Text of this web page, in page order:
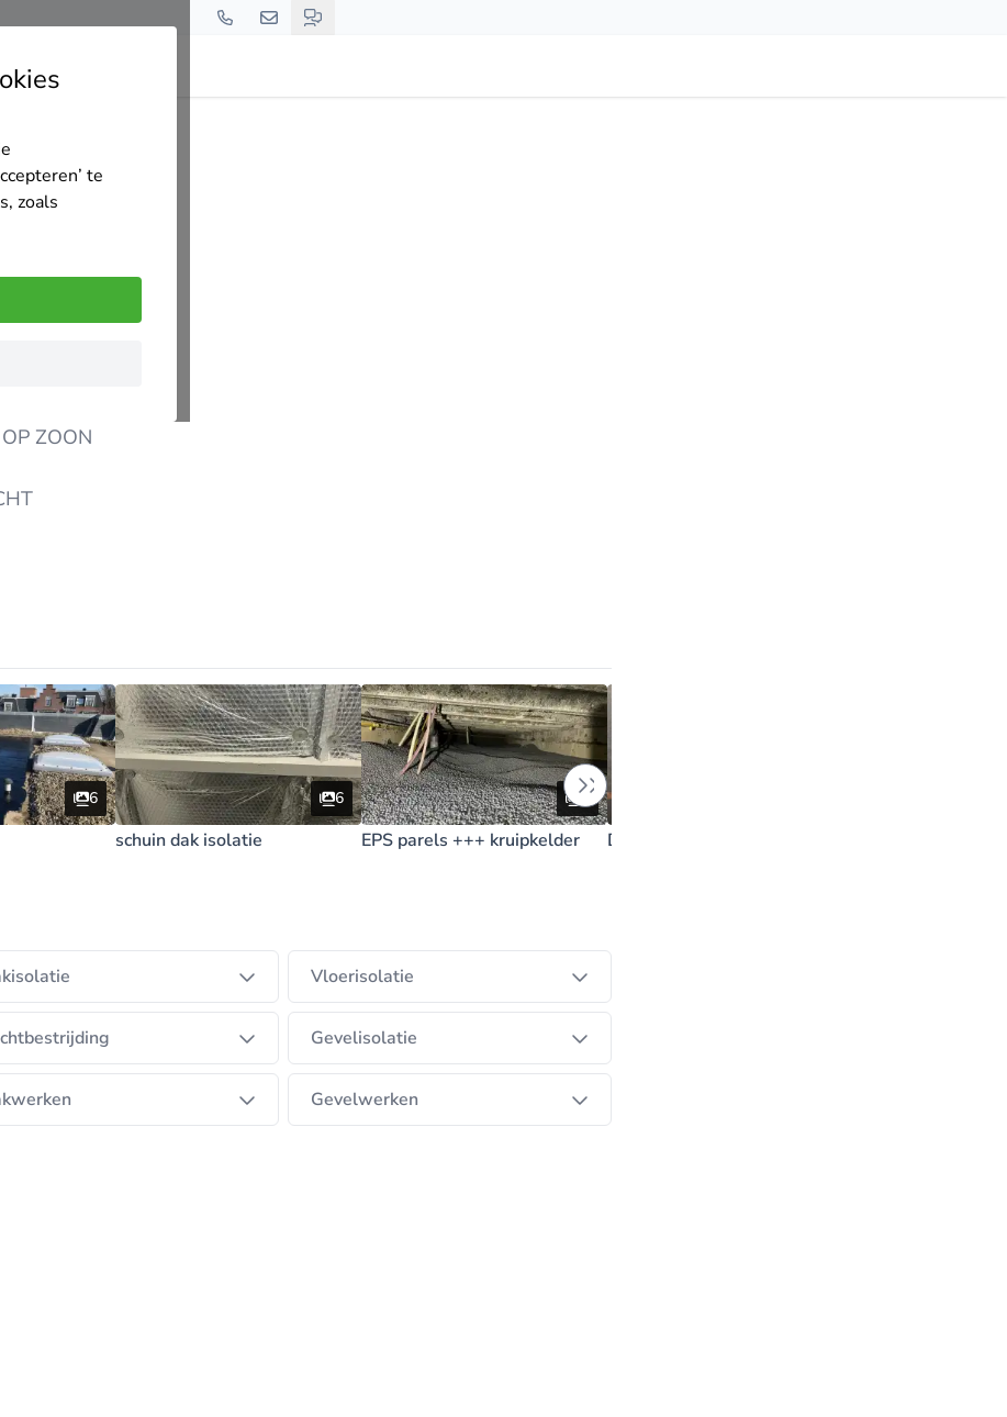
te
zoals
ZOON
6 6
schuin dak isolatie
2
EPS parels +++ kruipkelder Dak isolatie
Vloerisolatie
Gevelisolatie
Gevelwerken